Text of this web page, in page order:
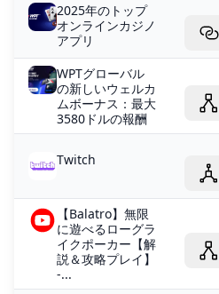
2025年のトップ
オンラインカジノ
アプリ
WPTグローバル
の新しいウェルカ
ムボーナス：最大
3580ドルの報酬
Twitch
【Balatro】無限
に遊べるローグラ
イクポーカー【解
説＆攻略プレイ】
-...